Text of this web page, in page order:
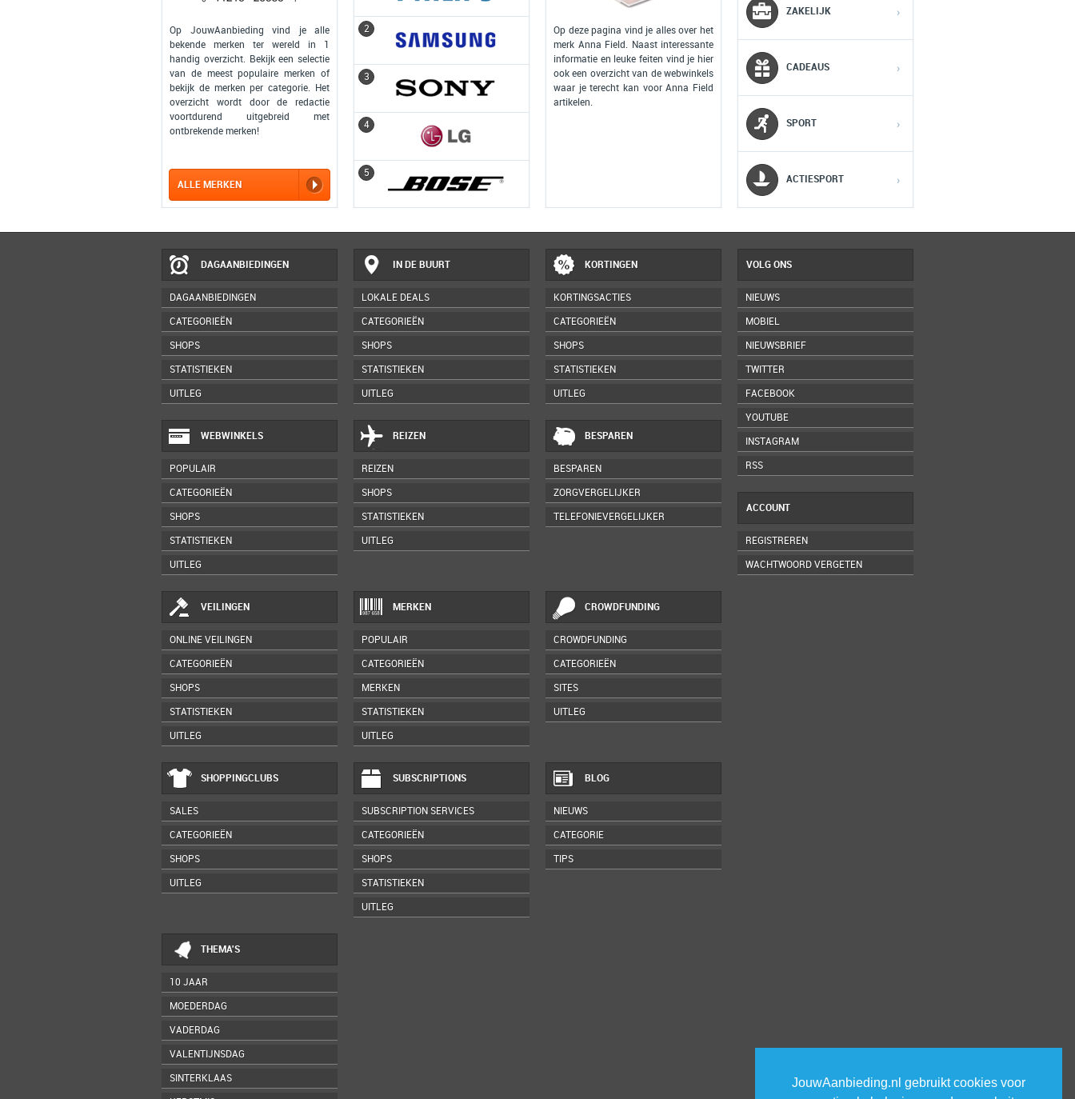
JouwAanbieding.nl gebruikt cookies voor
Op JouwAanbieding vind je alle
bekende merken ter wereld in 1
handig overzicht. Bekijk een selectie
van de meest populaire merken of
bekijk de merken per categorie. Het
overzicht wordt door de redactie
voortdurend uitgebreid met
ontbrekende merken!
ALLE MERKEN
2
3
4
5
2
3
Op deze pagina vind je alles over het
merk Anna Field. Naast interessante
informatie en leuke feiten vind je hier
ook een overzicht van de webwinkels
waar je terecht kan voor Anna Field
artikelen.
ZAKELIJK ›
CADEAUS ›
SPORT ›
ACTIESPORT ›
DAGAANBIEDINGEN
DAGAANBIEDINGEN
CATEGORIEËN
SHOPS
STATISTIEKEN
UITLEG
IN DE BUURT
LOKALE DEALS
CATEGORIEËN
SHOPS
STATISTIEKEN
UITLEG
KORTINGEN
KORTINGSACTIES
CATEGORIEËN
SHOPS
STATISTIEKEN
UITLEG
WEBWINKELS
POPULAIR
CATEGORIEËN
SHOPS
STATISTIEKEN
UITLEG
REIZEN
REIZEN
SHOPS
STATISTIEKEN
UITLEG
BESPAREN
BESPAREN
ZORGVERGELIJKER
TELEFONIEVERGELIJKER
VEILINGEN
ONLINE VEILINGEN
CATEGORIEËN
SHOPS
STATISTIEKEN
UITLEG
MERKEN
POPULAIR
CATEGORIEËN
MERKEN
STATISTIEKEN
UITLEG
CROWDFUNDING
CROWDFUNDING
CATEGORIEËN
SITES
UITLEG
SHOPPINGCLUBS
SALES
CATEGORIEËN
SHOPS
UITLEG
SUBSCRIPTIONS
SUBSCRIPTION SERVICES
CATEGORIEËN
SHOPS
STATISTIEKEN
UITLEG
BLOG
NIEUWS
CATEGORIE
TIPS
THEMA'S
10 JAAR
MOEDERDAG
VADERDAG
VALENTIJNSDAG
SINTERKLAAS
VOLG ONS
NIEUWS
MOBIEL
NIEUWSBRIEF
TWITTER
FACEBOOK
YOUTUBE
INSTAGRAM
RSS
ACCOUNT
REGISTREREN
WACHTWOORD VERGETEN